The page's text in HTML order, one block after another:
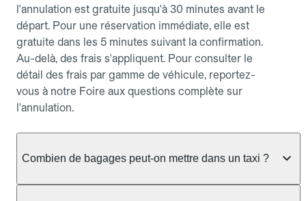
l'annulation est gratuite jusqu'à 30 minutes avant le
départ. Pour une réservation immédiate, elle est
gratuite dans les 5 minutes suivant la confirmation.
Au-delà, des frais s'appliquent. Pour consulter le
détail des frais par gamme de véhicule, reportez-
vous à notre Foire aux questions complète sur
l'annulation.
Combien de bagages peut-on mettre dans un taxi ?